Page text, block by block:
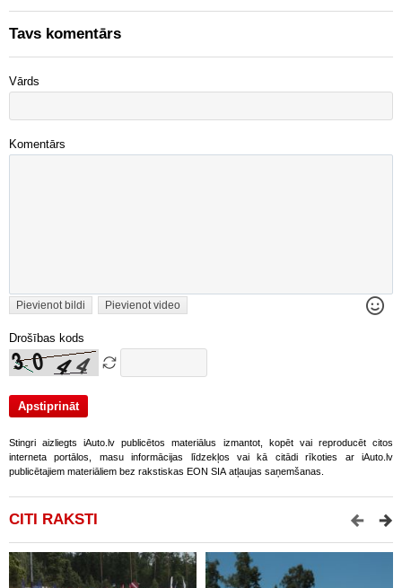
Tavs komentārs
Vārds
Komentārs
Pievienot bildi Pievienot video
Drošības kods
Stingri aizliegts iAuto.lv publicētos materiālus izmantot, kopēt vai reproducēt citos
interneta portālos, masu informācijas līdzekļos vai kā citādi rīkoties ar iAuto.lv
publicētajiem materiāliem bez rakstiskas EON SIA atļaujas saņemšanas.
CITI RAKSTI